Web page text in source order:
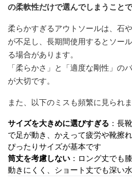
の柔軟性だけで選んでしまうことで
柔らかすぎるアウトソールは、石
が不足し、長期間使用するとソー
る場合があります。
「柔らかさ」と「適度な剛性」の
が大切です。
また、以下のミスも頻繁に見られま
サイズを大きめに選びすぎる ：長
で足が動き、かえって疲労や靴擦
ぴったりサイズが基本です
筒丈を考慮しない ：ロング丈でも
動きにくく、ショート丈でも深い